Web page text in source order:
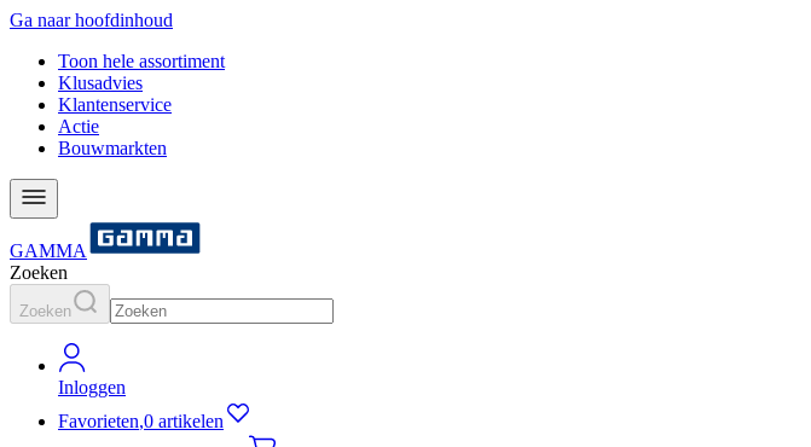
Ga naar hoofdinhoud
Toon hele assortiment
Klusadvies
Klantenservice
Actie
Bouwmarkten
GAMMA
Zoeken
Zoeken
Inloggen
Favorieten,0 artikelen